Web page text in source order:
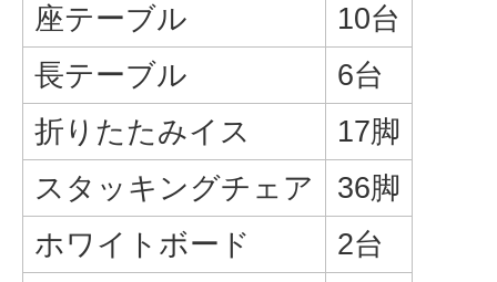
座テーブル
10台
長テーブル
6台
折りたたみイス
17脚
スタッキングチェア
36脚
ホワイトボード
2台